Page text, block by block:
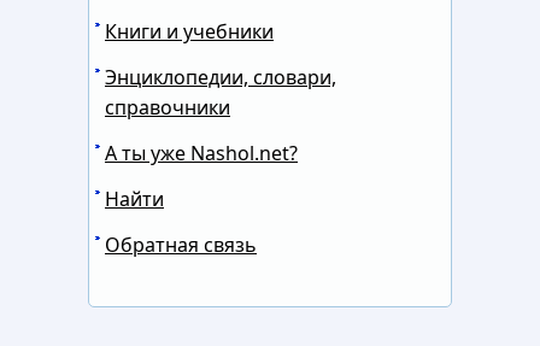
Книги и учебники
Энциклопедии, словари,
справочники
А ты уже Nashol.net?
Найти
Обратная связь